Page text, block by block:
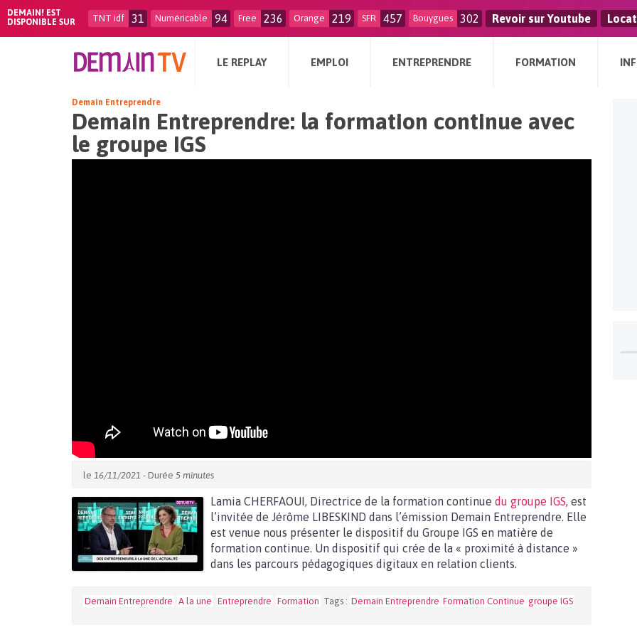
DEMAIN! EST
DISPONIBLE SUR
TNT idf 31 Numéricable 94 Free 236 Orange 219 SFR 457 Bouygues 302 Revoir sur Youtube
LE REPLAY EMPLOI ENTREPRENDRE FORMATION
Demain Entreprendre
Demain Entreprendre: la formation continue avec
le groupe IGS
le 16/11/2021 - Durée 5 minutes
Lamia CHERFAOUI, Directrice de la formation continue du groupe IGS, est
l’invitée de Jérôme LIBESKIND dans l’émission Demain Entreprendre. Elle
est venue nous présenter le dispositif du Groupe IGS en matière de
formation continue. Un dispositif qui crée de la « proximité à distance »
dans les parcours pédagogiques digitaux en relation clients.
Demain Entreprendre A la une Entreprendre Formation Tags : Demain Entreprendre Formation Continue groupe IGS